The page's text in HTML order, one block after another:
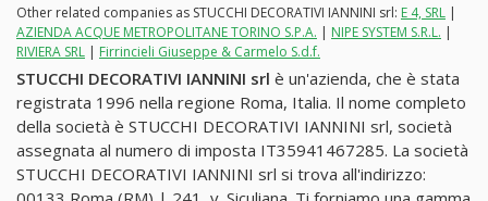
Other related companies as STUCCHI DECORATIVI IANNINI srl: E 4, SRL |
AZIENDA ACQUE METROPOLITANE TORINO S.P.A. | NIPE SYSTEM S.R.L. |
RIVIERA SRL | Firrincieli Giuseppe & Carmelo S.d.f.
STUCCHI DECORATIVI IANNINI srl è un'azienda, che è stata
registrata 1996 nella regione Roma, Italia. Il nome completo
della società è STUCCHI DECORATIVI IANNINI srl, società
assegnata al numero di imposta IT35941467285. La società
STUCCHI DECORATIVI IANNINI srl si trova all'indirizzo: